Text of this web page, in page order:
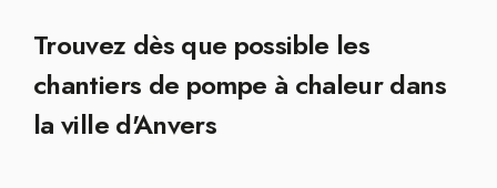
Trouvez dès que possible les
chantiers de pompe à chaleur dans
la ville d'Anvers